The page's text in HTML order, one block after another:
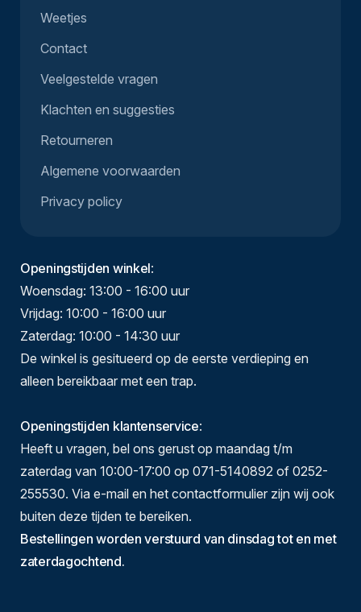
Weetjes
Contact
Veelgestelde vragen
Klachten en suggesties
Retourneren
Algemene voorwaarden
Privacy policy
Openingstijden winkel:
Woensdag: 13:00 - 16:00 uur
Vrijdag: 10:00 - 16:00 uur
Zaterdag: 10:00 - 14:30 uur
De winkel is gesitueerd op de eerste verdieping en
alleen bereikbaar met een trap.
Openingstijden klantenservice:
Heeft u vragen, bel ons gerust op maandag t/m
zaterdag van 10:00-17:00 op 071-5140892 of 0252-
255530. Via e-mail en het contactformulier zijn wij ook
buiten deze tijden te bereiken.
Bestellingen worden verstuurd van dinsdag tot en met
zaterdagochtend.